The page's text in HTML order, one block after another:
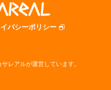
バシーポリシー
レアルが運営しています。